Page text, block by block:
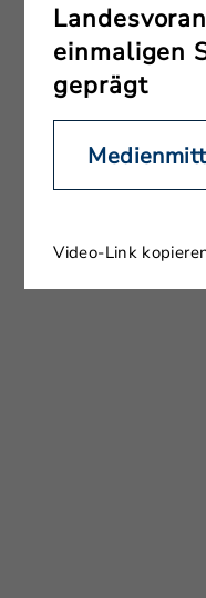
einmaligen
geprägt
Video-Link